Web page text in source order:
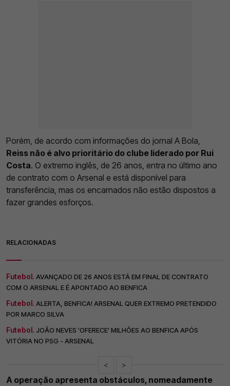
Porém, de acordo com informações do jornal A Bola,
Reiss não é alvo prioritário do clube liderado por Rui
Costa. O extremo inglês, de 26 anos, entra no último ano
de contrato com o Arsenal e está disponível para
transferência, mas os encarnados não estão dispostos a
fazer grandes esforços.
RELACIONADAS
Futebol. AVANÇADO DE 26 ANOS ESTÁ EM FINAL DE CONTRATO
COM O ARSENAL E É APONTADO AO BENFICA
Futebol. ALERTA, BENFICA! ARSENAL QUER EXTREMO PRETENDIDO
POR MARCO SILVA
Futebol. JOÃO NEVES 'OFERECE' MILHÕES AO BENFICA APÓS
VITÓRIA NO PSG - ARSENAL
< >
A operação apresenta obstáculos, nomeadamente